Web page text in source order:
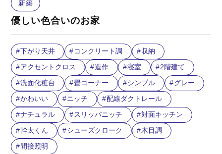
新築
優しい色合いのお家
下がり天井 コンクリート調
収納
アクセントクロス
造作 寝室
2階建て
洗面化粧台
畳コーナー シンプル
グレー
かわいい
ニッチ
配線ダクトレール
ナチュラル
スリッパニッチ
対面キッチン
幹太くん
シューズクローク
木目調
間接照明